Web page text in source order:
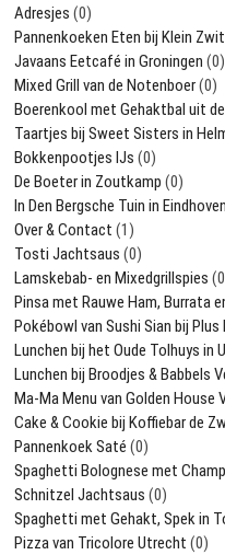
Adresjes (0)
Pannenkoeken Eten bij Klein
Javaans Eetcafé in Groningen (0)
Mixed Grill van de Notenboer(0)
Boerenkool met Gehaktbal uit
Taartjes bij Sweet Sisters in
Bokkenpootjes IJs (0)
De Boeter in Zoutkamp (0)
In Den Bergsche Tuin in Eindhoven
Over & Contact (1)
Tosti Jachtsaus (0)
Lamskebab- en Mixedgrillspies
Pinsa met Rauwe Ham, Burrata
Pokébowl van Sushi Sian bij Plus
Lunchen bij het Oude Tolhuys in
Lunchen bij Broodjes & Babbels
Ma-Ma Menu van Golden House
Cake & Cookie bij Koffiebar de
Pannenkoek Saté (0)
Spaghetti Bolognese met
Schnitzel Jachtsaus (0)
Spaghetti met Gehakt, Spek in
Pizza van Tricolore Utrecht (0)